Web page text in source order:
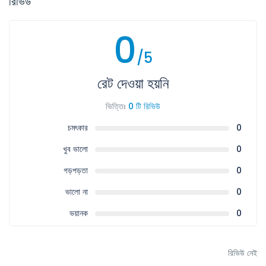
0/5
রেট দেওয়া হয়নি
ভিত্তিঃ 0 টি রিভিউ
চমৎকার
0
খুব ভালো
0
গড়পড়তা
0
ভালো না
0
ভয়ানক
0
রিভিউ নেই